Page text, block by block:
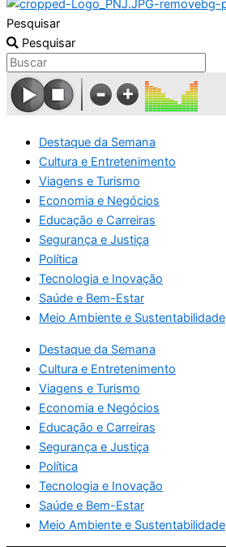
Pesquisar
Pesquisar
Destaque da Semana
Cultura e Entretenimento
Viagens e Turismo
Economia e Negócios
Educação e Carreiras
Segurança e Justiça
Política
Tecnologia e Inovação
Saúde e Bem-Estar
Meio Ambiente e Sustentabilidade
Destaque da Semana
Cultura e Entretenimento
Viagens e Turismo
Economia e Negócios
Educação e Carreiras
Segurança e Justiça
Política
Tecnologia e Inovação
Saúde e Bem-Estar
Meio Ambiente e Sustentabilidade